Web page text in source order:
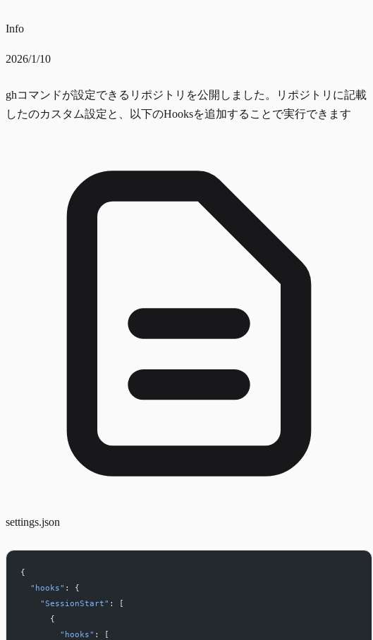
Info
2026/1/10
ghコマンドが設定できるリポジトリを公開しました。リポジトリに記載
したのカスタム設定と、以下のHooksを追加することで実行できます
settings.json
{
  "hooks"
: {
    "SessionStart"
: [
      {
        "hooks"
: [